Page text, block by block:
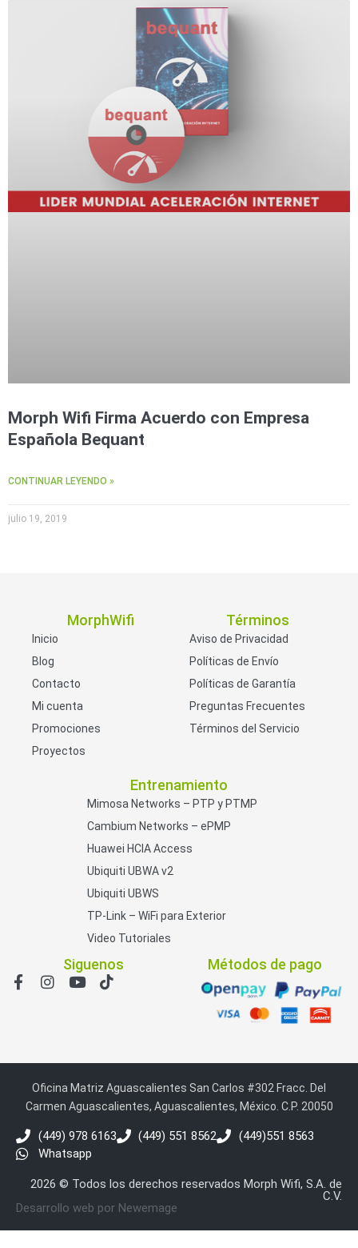
Morph Wifi Firma Acuerdo con Empresa
Española Bequant
CONTINUAR LEYENDO »
julio 19, 2019
MorphWifi
Inicio
Blog
Contacto
Mi cuenta
Promociones
Proyectos
Términos
Aviso de Privacidad
Políticas de Envío
Políticas de Garantía
Preguntas Frecuentes
Términos del Servicio
Entrenamiento
Mimosa Networks – PTP y PTMP
Cambium Networks – ePMP
Huawei HCIA Access
Ubiquiti UBWA v2
Ubiquiti UBWS
TP-Link – WiFi para Exterior
Video Tutoriales
Siguenos Métodos de pago
Oficina Matriz Aguascalientes San Carlos #302 Fracc. Del
Carmen Aguascalientes, Aguascalientes, México. C.P. 20050
(449) 978 6163 (449) 551 8562
(449)551 8563
Whatsapp
2026 © Todos los derechos reservados Morph Wifi, S.A. de
C.V.
Desarrollo web por Newemage